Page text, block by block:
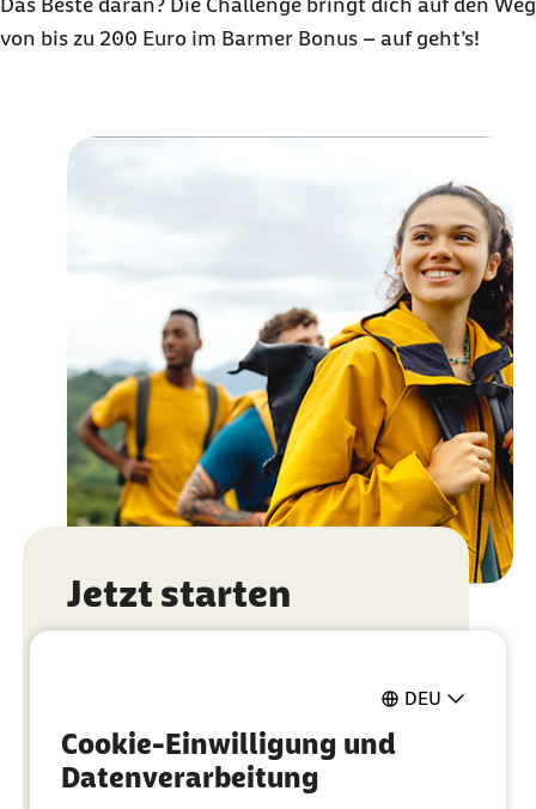
DEU
Cookie-Einwilligung und
Datenverarbeitung
Das Beste daran? Die Challenge bringt dich auf den Weg
von bis zu 200 Euro im Barmer Bonus – auf geht’s!
Jetzt starten
50.000 Schritte pro Woche – 4
Wochen lang